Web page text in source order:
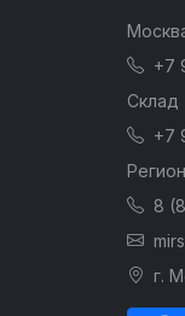
+7
Склад
+7
8
г.